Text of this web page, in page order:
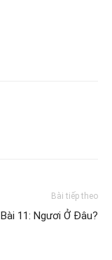
Bài tiếp theo
Bài 11: Ngươi Ở Đâu?